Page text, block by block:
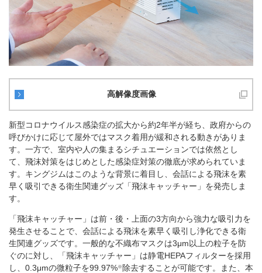
高解像度画像
新型コロナウイルス感染症の拡大から約2年半が経ち、政府からの
呼びかけに応じて屋外ではマスク着用が緩和される動きがありま
す。一方で、室内や人の集まるシチュエーションでは依然とし
て、飛沫対策をはじめとした感染症対策の徹底が求められていま
す。キングジムはこのような背景に着目し、会話による飛沫を素
早く吸引できる衛生関連グッズ「飛沫キャッチャー」を発売しま
す。
「飛沫キャッチャー」は前・後・上面の3方向から強力な吸引力を
発生させることで、会話による飛沫を素早く吸引し浄化できる衛
生関連グッズです。一般的な不織布マスクは3μm以上の粒子を防
ぐのに対し、「飛沫キャッチャー」は静電HEPAフィルターを採用
し、0.3μmの微粒子を99.97%※ 除去することが可能です。また、本